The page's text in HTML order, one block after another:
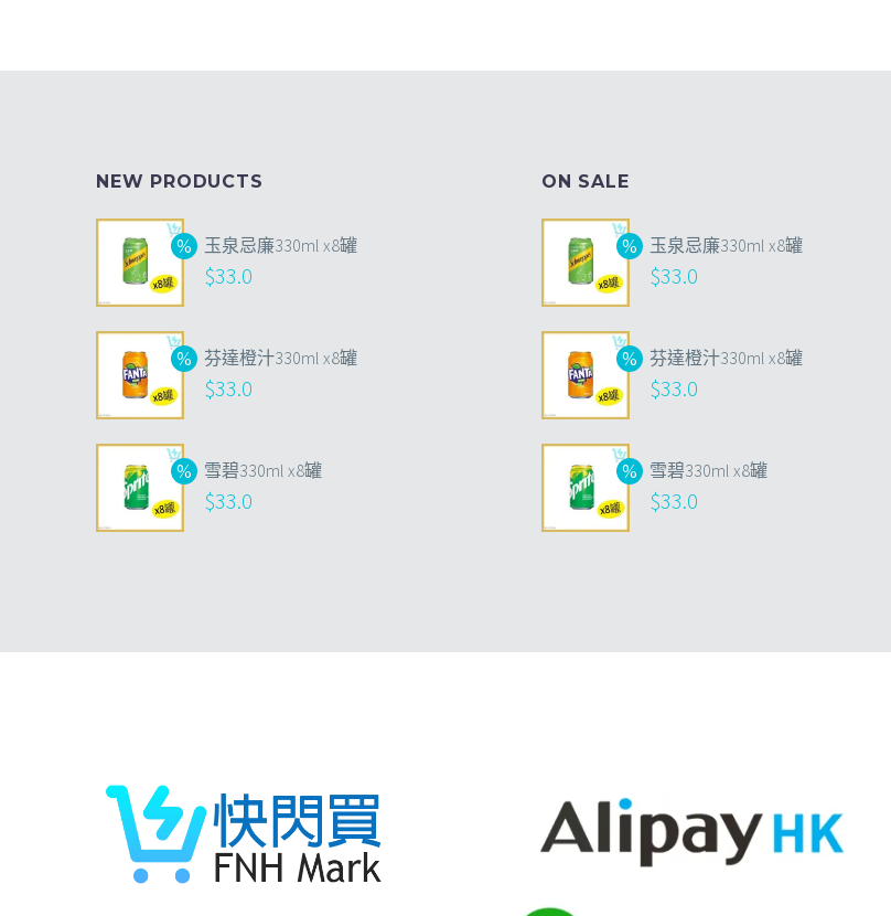
NEW PRODUCTS
玉泉忌廉330ml x8罐
$33.0
芬達橙汁330ml x8罐
$33.0
雪碧330ml x8罐
$33.0
ON SALE
玉泉忌廉330ml x8罐
$33.0
芬達橙汁330ml x8罐
$33.0
雪碧330ml x8罐
$33.0